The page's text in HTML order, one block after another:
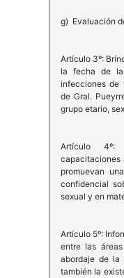
g) Evaluación
Artículo 3º:
la fecha de
infecciones de
de Gral.
grupo etario,
Artículo 4º:
capacitaciones
promuevan
confidencial
sexual y en
Artículo 5º:
entre las
abordaje de la
también la